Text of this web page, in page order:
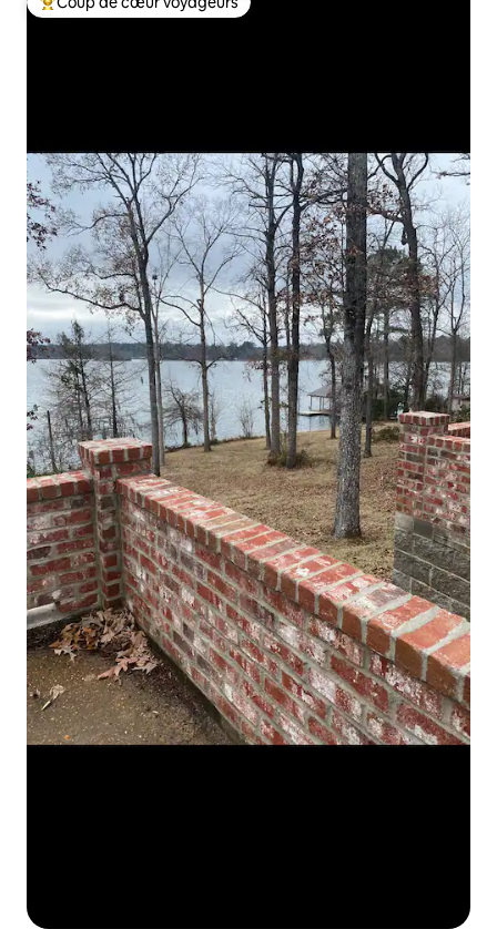
Coups de cœur voyageurs les plus appréciés